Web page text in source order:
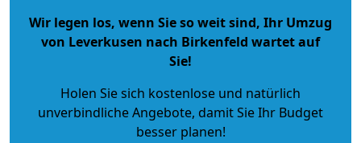
Wir legen los, wenn Sie so weit sind, Ihr Umzug
von Leverkusen nach Birkenfeld wartet auf
Sie!
Holen Sie sich kostenlose und natürlich
unverbindliche Angebote, damit Sie Ihr Budget
besser planen!